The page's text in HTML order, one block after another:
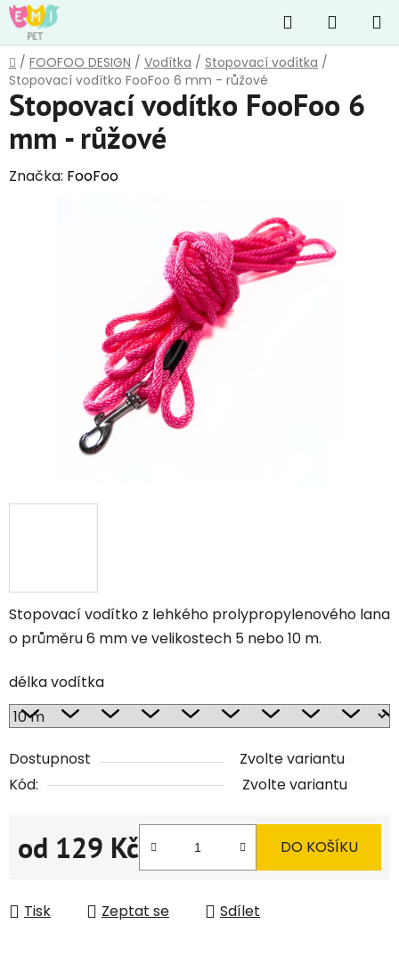
Přejít
na
obsah
Hledat
KOŠÍK
Domů
/ FOOFOO DESIGN / Vodítka / Stopovací vodítka /
Stopovací vodítko FooFoo 6 mm - růžové
Stopovací vodítko z lehkého prolypropylenového lana
o průměru 6 mm ve velikostech 5 nebo 10 m.
délka vodítka
Dostupnost
Zvolte variantu
Kód:
Zvolte variantu
od 129 Kč DO KOŠÍKU
Tisk Zeptat se Sdílet
Stopovací vodítko FooFoo 6
mm - růžové
Značka: FooFoo